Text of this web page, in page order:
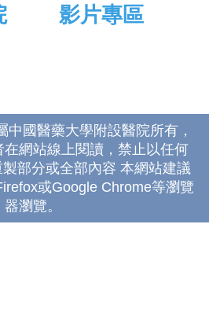
影片專區
國醫藥大學附設醫院所有，
網站線上閱讀，禁止以任何
部分或全部內容 本網站建議
或Google Chrome等瀏覽
器瀏覽。